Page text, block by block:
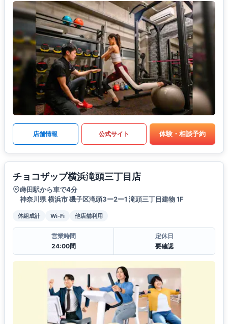
店舗情報 公式サイト 体験・相談予約
チョコザップ横浜滝頭三丁目店
蒔田駅から車で4分
神奈川県 横浜市 磯子区滝頭3ー2ー1 滝頭三丁目建物 1F
体組成計 Wi-Fi 他店舗利用
営業時間
24:00間
定休日
要確認